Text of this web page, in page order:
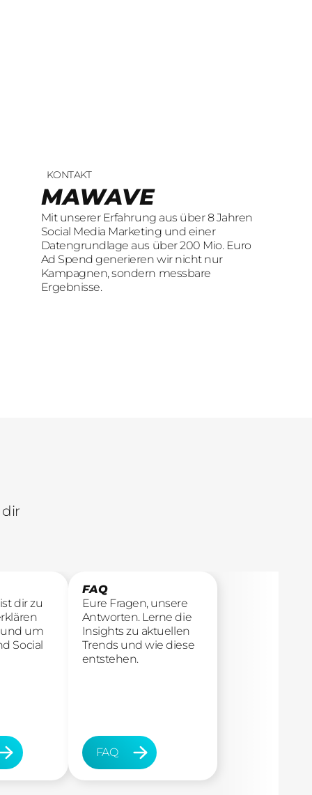
KONTAKT
MAWAVE
Mit unserer Erfahrung aus über 8 Jahren
Social Media Marketing und einer
Datengrundlage aus über 200 Mio. Euro
Ad Spend generieren wir nicht nur
Kampagnen, sondern messbare
Ergebnisse.
UNSERE LEISTUNGEN
SOCIAL LEAD
AGENTUR
Mit unserer Erfahrung aus über 8 Jahren
Social Media Marketing und einer
Datengrundlage aus über 200 Mio. Euro
Ad Spend generieren wir nicht nur
KOMM INS TEAM
Wir sind auf der Suche nach motivierten
und engagierten Menschen, die mit
kreativen Ideen und
LeidenschaftConsumer Brands auf Social
übersetzen.
dir
dir zu
um
Social
FAQ
Eure Fragen, unsere
Antworten. Lerne die
Insights zu aktuellen
Trends und wie diese
entstehen.
FAQ
FAQ